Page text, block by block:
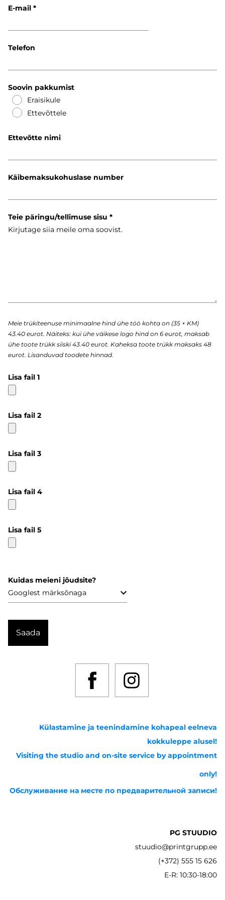
E-mail
Telefon
Soovin pakkumist
Eraisikule
Ettevõttele
Ettevõtte nimi
Käibemaksukohuslase number
Teie päringu/tellimuse sisu
Meie trükiteenuse minimaalne hind ühe töö kohta on (35 + KM)
43.40 eurot. Näiteks: kui ühe väikese logo hind on 6 eurot, maksab
ühe toote trükk siiski 43.40 eurot. Kaheksa toote trükk maksaks 48
eurot. Lisanduvad toodete hinnad.
Lisa fail 1
Lisa fail 2
Lisa fail 3
Lisa fail 4
Lisa fail 5
Kuidas meieni jõudsite?
Külastamine ja teenindamine kohapeal eelneva
kokkuleppe alusel!
Visiting the studio and on-site service by appointment
only!
Обслуживание на месте по предварительной записи!
PG STUUDIO
stuudio@printgrupp.ee
(+372) 555 15 626
E-R: 10:30-18:00